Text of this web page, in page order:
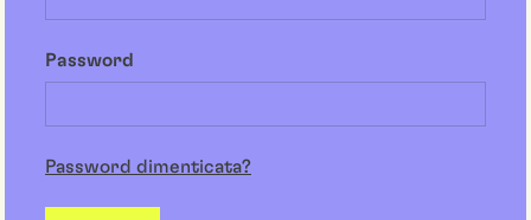
Password
Password dimenticata?